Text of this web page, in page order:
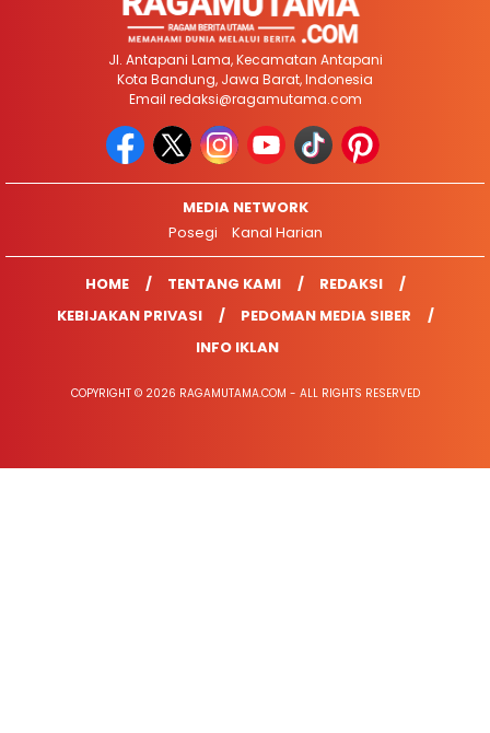
Jl. Antapani Lama, Kecamatan Antapani
Kota Bandung, Jawa Barat, Indonesia
Email redaksi@ragamutama.com
MEDIA NETWORK
Posegi
Kanal Harian
HOME TENTANG KAMI
REDAKSI
KEBIJAKAN PRIVASI
PEDOMAN MEDIA SIBER
INFO IKLAN
COPYRIGHT © 2026 RAGAMUTAMA.COM - ALL RIGHTS RESERVED